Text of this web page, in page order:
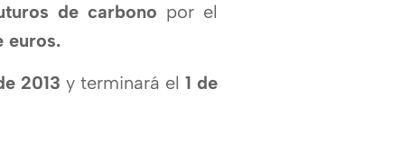
de carbono por el
euros.
2013 y terminará el 1 de